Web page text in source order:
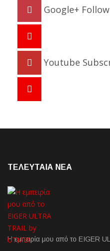
Google+
Youtube
ΤΕΛΕΥΤΑΙΑ NEA
Η εμπειρία μου από το EIGER